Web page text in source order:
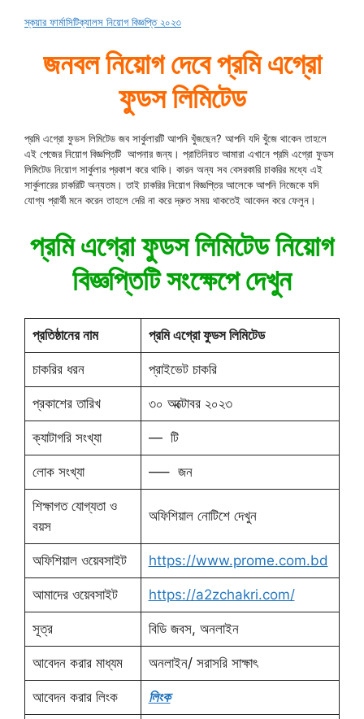
স্কয়ার ফার্মাসিটিক্যালস নিয়োগ বিজ্ঞপ্তি ২০২৩
জনবল নিয়োগ দেবে প্রমি এগ্রো
ফুডস লিমিটেড
প্রমি এগ্রো ফুডস লিমিটেড জব সার্কুলারটি আপনি খুঁজছেন? আপনি যদি খুঁজে থাকেন তাহলে
এই পেজের নিয়োগ বিজ্ঞপ্তিটি আপনার জন্য। প্রাতিনিয়ত আমারা এখানে প্রমি এগ্রো ফুডস
লিমিটেড নিয়োগ সার্কুলার প্রকাশ করে থাকি। কারন অন্য সব বেসরকারি চাকরির মধ্যে এই
সার্কুলারের চাকরিটি অন্যতম। তাই চাকরির নিয়োগ বিজ্ঞপ্তির আলেকে আপনি নিজেকে যদি
যোগ্য প্রার্থী মনে করেন তাহলে দেরি না করে দ্রুত সময় থাকতেই আবেদন করে ফেলুন।
প্রমি এগ্রো ফুডস লিমিটেড নিয়োগ
বিজ্ঞপ্তিটি সংক্ষেপে দেখুন
প্রতিষ্ঠানের নাম প্রমি এগ্রো ফুডস লিমিটেড
চাকরির ধরন প্রাইভেট চাকরি
প্রকাশের তারিখ ৩০ অক্টোবর ২০২৩
ক্যাটাগরি সংখ্যা — টি
লোক সংখ্যা —– জন
শিক্ষাগত যোগ্যতা ও
বয়স
অফিশিয়াল নোটিশে দেখুন
অফিশিয়াল ওয়েবসাইট https://www.prome.com.bd
আমাদের ওয়েবসাইট https://a2zchakri.com/
সূত্র বিডি জবস, অনলাইন
আবেদন করার মাধ্যম অনলাইন/ সরাসরি সাক্ষাৎ
আবেদন করার লিংক লিংক